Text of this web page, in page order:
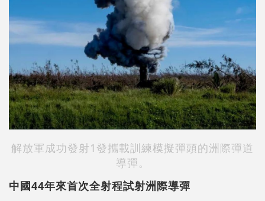
解放軍成功發射1發攜載訓練模擬彈頭的洲際彈道
導彈。
中國44年來首次全射程試射洲際導彈